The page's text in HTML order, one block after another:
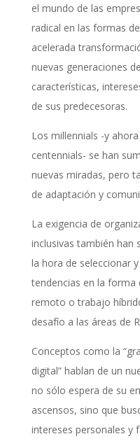
el mundo de las
radical en las formas
acelerada
nuevas generaciones
características,
de sus predecesoras.
Los millennials -y
centennials- se han
nuevas miradas, pero
de adaptación y
La exigencia de
inclusivas también han
la hora de seleccionar
tendencias en la
remoto o trabajo
desafío a las áreas de
Conceptos como la
digital” hablan de un
no sólo espera de su
ascensos, sino que
intereses personales y